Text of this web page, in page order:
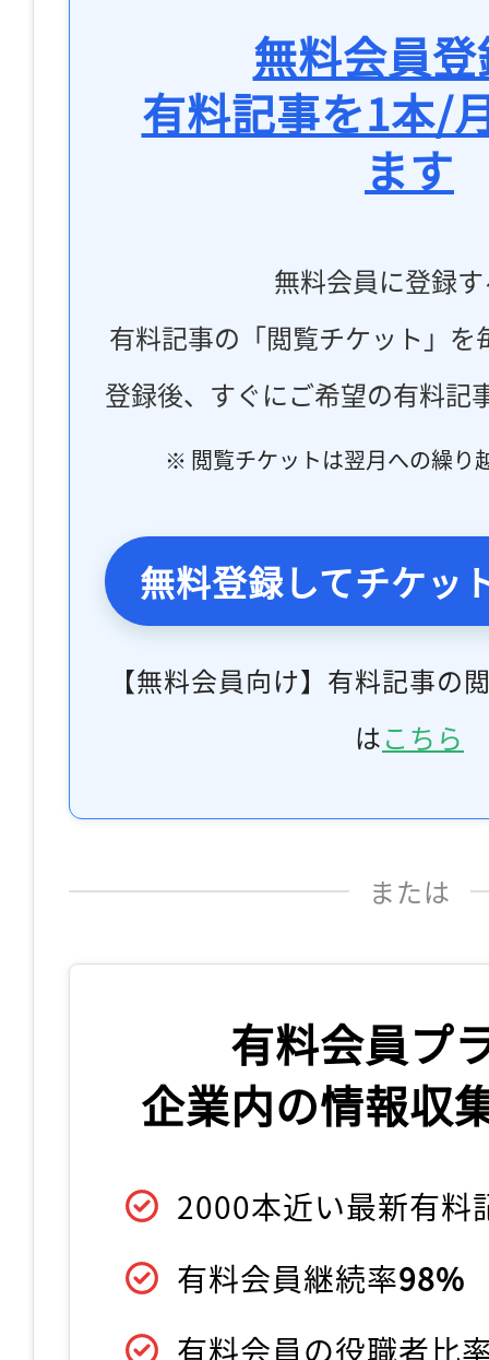
無料会員
有料記事を1本/
ます
無料会員に登録
有料記事の「閲覧チケット」
登録後、すぐにご希望の有料記
※ 閲覧チケットは翌月への繰り
無料登録してチケッ
【無料会員向け】有料記事の
はこちら
または
有料会員プ
企業内の情報収
2000本近い最新有料
有料会員継続率98%
有料会員の役職者比